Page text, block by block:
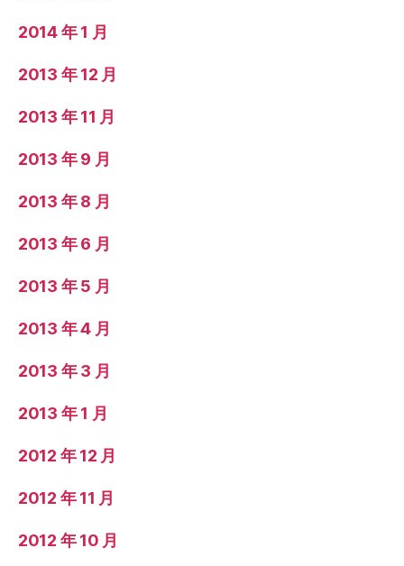
2014 年 1 月
2013 年 12 月
2013 年 11 月
2013 年 9 月
2013 年 8 月
2013 年 6 月
2013 年 5 月
2013 年 4 月
2013 年 3 月
2013 年 1 月
2012 年 12 月
2012 年 11 月
2012 年 10 月